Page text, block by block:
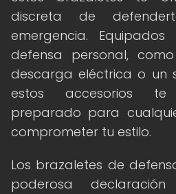
discreta de
emergencia.
defensa personal,
descarga eléctrica o un
estos accesorios
preparado para
comprometer tu estilo.
Los brazaletes de
poderosa